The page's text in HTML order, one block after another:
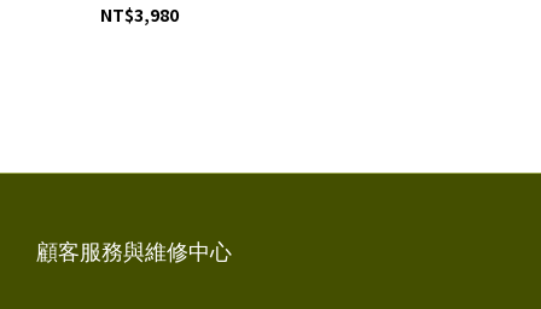
NT$3,980
顧客服務與維修中心